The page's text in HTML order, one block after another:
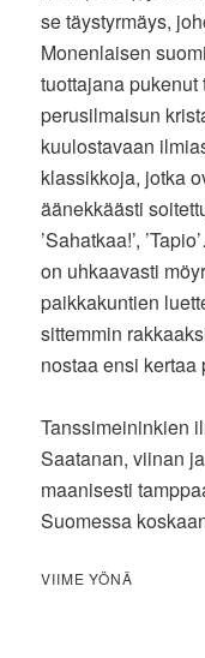
se täystyrmäys,
Monenlaisen
tuottajana
perusilmaisun
kuulostavaan
klassikkoja, jotka
äänekkäästi
’Sahatkaa!’,
on uhkaavasti
paikkakuntien
sittemmin
nostaa ensi kertaa
Tanssimeininkien
Saatanan, viinan
maanisesti
Suomessa
VIIME YÖNÄ